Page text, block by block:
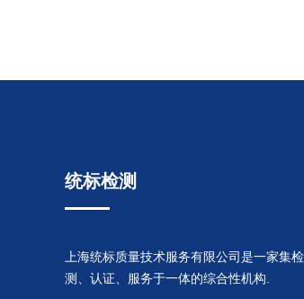
统标检测
上海统标质量技术服务有限公司是一家集检
测、认证、服务于一体的综合性机构.